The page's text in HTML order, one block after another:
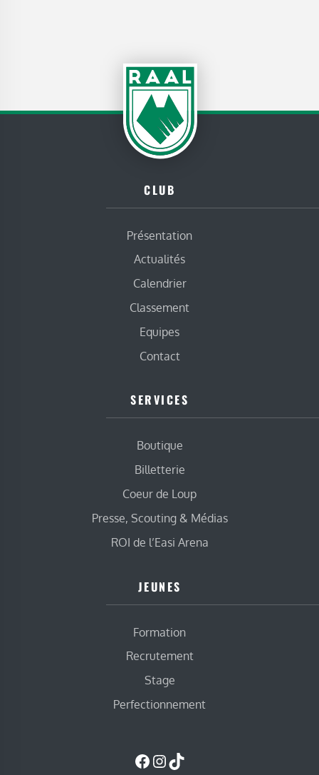
CLUB
Présentation
Actualités
Calendrier
Classement
Equipes
Contact
SERVICES
Boutique
Billetterie
Coeur de Loup
Presse, Scouting & Médias
ROI de l’Easi Arena
JEUNES
Formation
Recrutement
Stage
Perfectionnement
Facebook
Instagram
TikTok